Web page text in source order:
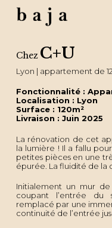
main
Chez C+U
Lyon | appartement de
Fonctionnalité :
Localisation : Lyon
Surface : 120m²
Livraison : Juin 2025
La rénovation de cet
la lumière ! Il a fallu
petites pièces en une
épurée. La fluidité de la
Initialement un mur
coupant l’entrée du
remplacé par une
continuité de l’entrée